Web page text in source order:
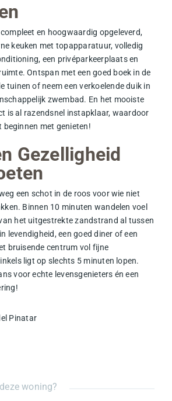
en hoogwaardig opgeleverd,
keuken met topapparatuur, volledig
een privéparkeerplaats en
Ontspan met een goed boek in de
tuinen of neem een verkoelende duik in
zwembad. En het mooiste
is al razendsnel instapklaar, waardoor
beginnen met genieten!
Gezelligheid
een schot in de roos voor wie niet
Binnen 10 minuten wandelen voel
het uitgestrektezandstrand al tussen
levendigheid, een goed diner of een
bruisende centrum vol fijne
ligt op slechts 5 minuten lopen.
voor echte levensgenieters én een
Pinatar
woning?